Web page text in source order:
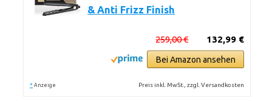
& Anti Frizz Finish
132,99 €
259,00 €
Bei Amazon ansehen
* Anzeige Preis inkl. MwSt., zzgl. Versandkosten